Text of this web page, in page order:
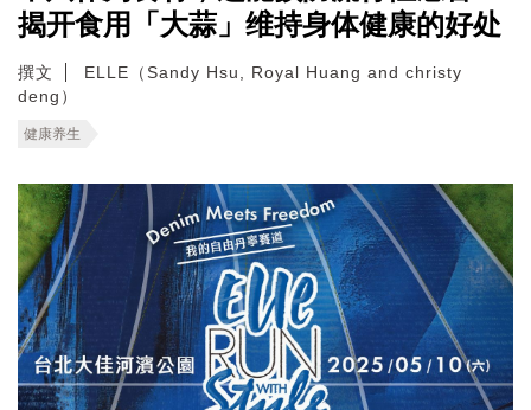
揭开食用「大蒜」维持身体健康的好处
撰文
ELLE（Sandy Hsu, Royal Huang and christy
deng）
健康养生